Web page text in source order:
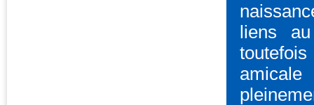
liens